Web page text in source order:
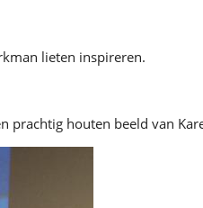
lieten inspireren.
prachtig houten beeld van